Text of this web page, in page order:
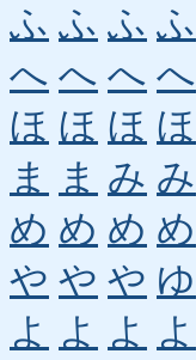
ふ ふ ふ ふ
へ へ へ へ
ほ ほ ほ ほ
ま
ま み み
め め め め
や や や ゆ
よ よ よ よ